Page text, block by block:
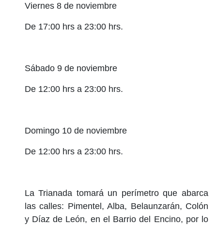
Viernes 8 de noviembre
De 17:00 hrs a 23:00 hrs.
Sábado 9 de noviembre
De 12:00 hrs a 23:00 hrs.
Domingo 10 de noviembre
De 12:00 hrs a 23:00 hrs.
La Trianada tomará un perímetro que abarca
las calles: Pimentel, Alba, Belaunzarán, Colón
y Díaz de León, en el Barrio del Encino, por lo